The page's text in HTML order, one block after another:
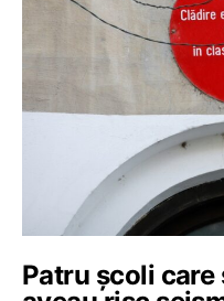
Patru școli